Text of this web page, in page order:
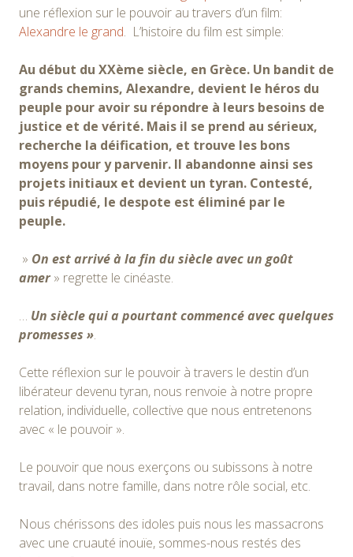
une réflexion sur le pouvoir au travers d’un film:
Alexandre le grand. L’histoire du film est simple:
Au début du XXème siècle, en Grèce. Un bandit de
grands chemins, Alexandre, devient le héros du
peuple pour avoir su répondre à leurs besoins de
justice et de vérité. Mais il se prend au sérieux,
recherche la déification, et trouve les bons
moyens pour y parvenir. Il abandonne ainsi ses
projets initiaux et devient un tyran. Contesté,
puis répudié, le despote est éliminé par le
peuple.
» On est arrivé à la fin du siècle avec un goût
amer» regrette le cinéaste.
… Un siècle qui a pourtant commencé avec quelques
promesses ».
Cette réflexion sur le pouvoir à travers le destin d’un
libérateur devenu tyran, nous renvoie à notre propre
relation, individuelle, collective que nous entretenons
avec « le pouvoir ».
Le pouvoir que nous exerçons ou subissons à notre
travail, dans notre famille, dans notre rôle social, etc.
Nous chérissons des idoles puis nous les massacrons
avec une cruauté inouïe, sommes-nous restés des